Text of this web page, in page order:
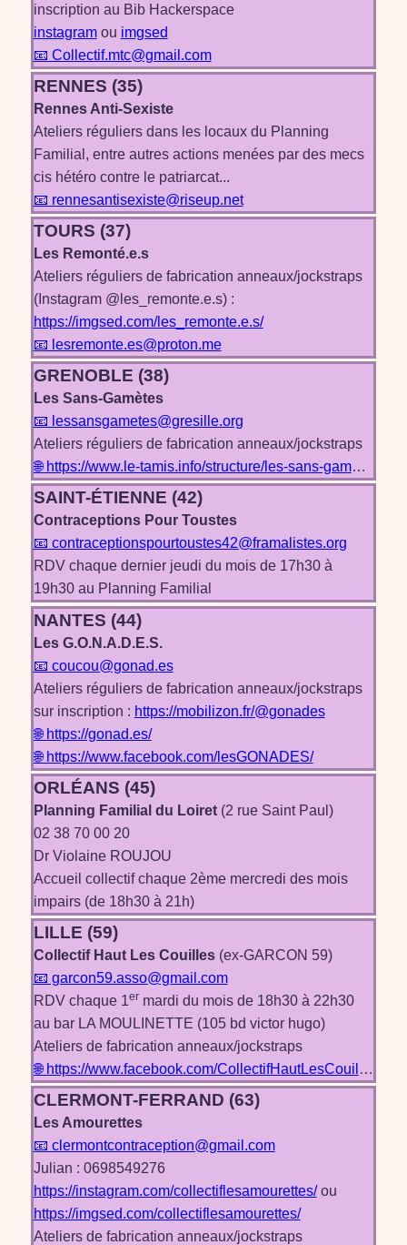
inscription au Bib Hackerspace
instagramou imgsed
📧 Collectif.mtc@gmail.com
RENNES (35)
Rennes Anti-Sexiste
Ateliers réguliers dans les locaux du Planning
Familial, entre autres actions menées par des mecs
cis hétéro contre le patriarcat...
📧 rennesantisexiste@riseup.net
TOURS (37)
Les Remonté.e.s
Ateliers réguliers de fabrication anneaux/jockstraps
(Instagram @les_remonte.e.s) :
https://imgsed.com/les_remonte.e.s/
📧 lesremonte.es@proton.me
GRENOBLE (38)
Les Sans-Gamètes
📧 lessansgametes@gresille.org
Ateliers réguliers de fabrication anneaux/jockstraps
🌐 https://www.le-tamis.info/structure/les-sans-gametes
SAINT-ÉTIENNE (42)
Contraceptions Pour Toustes
📧 contraceptionspourtoustes42@framalistes.org
RDV chaque dernier jeudi du mois de 17h30 à
19h30 au Planning Familial
NANTES (44)
Les G.O.N.A.D.E.S.
📧 coucou@gonad.es
Ateliers réguliers de fabrication anneaux/jockstraps
sur inscription : https://mobilizon.fr/@gonades
🌐 https://gonad.es/
🌐 https://www.facebook.com/lesGONADES/
ORLÉANS (45)
Planning Familial du Loiret(2 rue Saint Paul)
02 38 70 00 20
Dr Violaine ROUJOU
Accueil collectif chaque 2ème mercredi des mois
impairs (de 18h30 à 21h)
LILLE (59)
Collectif Haut Les Couilles(ex-GARCON 59)
📧 garcon59.asso@gmail.com
RDV chaque 1er mardi du mois de 18h30 à 22h30
au bar LA MOULINETTE (105 bd victor hugo)
Ateliers de fabrication anneaux/jockstraps
🌐 https://www.facebook.com/CollectifHautLesCouilles/
CLERMONT-FERRAND (63)
Les Amourettes
📧 clermontcontraception@gmail.com
Julian : 0698549276
https://instagram.com/collectiflesamourettes/ou
https://imgsed.com/collectiflesamourettes/
Ateliers de fabrication anneaux/jockstraps